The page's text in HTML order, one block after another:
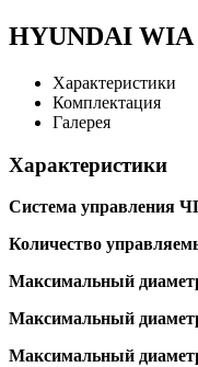
HYUNDAI WIA
Характеристики
Комплектация
Галерея
Характеристики
Система управления
Количество
Максимальный
Максимальный
Максимальный